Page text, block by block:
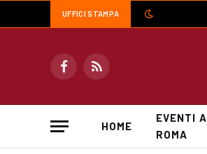
UFFICI STAMPA
FacebookRSS
HOME
EVENTI A
ROMA